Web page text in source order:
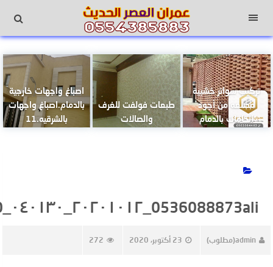
القائمة
تركيب سواتر خشبية
مصنعه من أجود
الخامات بالدمام
طبعات فولفت للغرف
والصالات
اصباغ واجهات خارجية
بالدمام.اصباغ واجهات
بالشرقيه.11
0536088873ali_٢٠٢٠١٠١٢_٠٤٠١٣٠_0
admin(مطلوب) 23 أكتوبر، 2020 272